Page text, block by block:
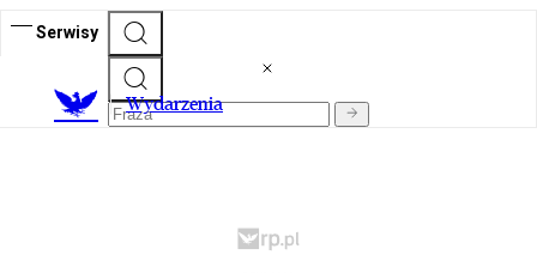
Serwisy
Wydarzenia